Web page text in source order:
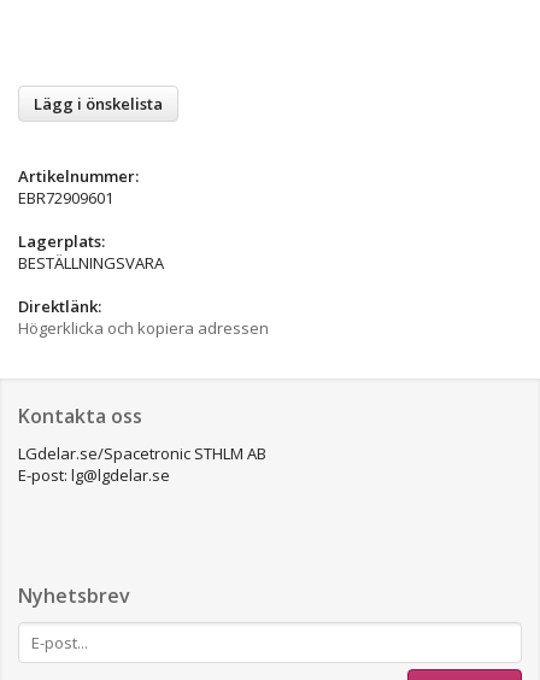
Lägg i önskelista
Artikelnummer:
EBR72909601
Lagerplats:
BESTÄLLNINGSVARA
Direktlänk:
Högerklicka och kopiera adressen
Kontakta oss
LGdelar.se/Spacetronic STHLM AB
E-post: lg@lgdelar.se
Nyhetsbrev